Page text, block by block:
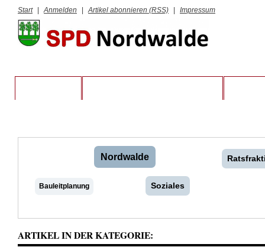
Start| Anmelden | Artikel abonnieren (RSS) | Impressum
Nordwalde
Soziales
Bauleitplanung
ARTIKEL IN DER KATEGORIE: